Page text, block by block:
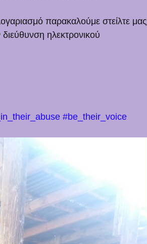
παρακαλούμε στείλτε μας
ηλεκτρονικού
#be_their_voice